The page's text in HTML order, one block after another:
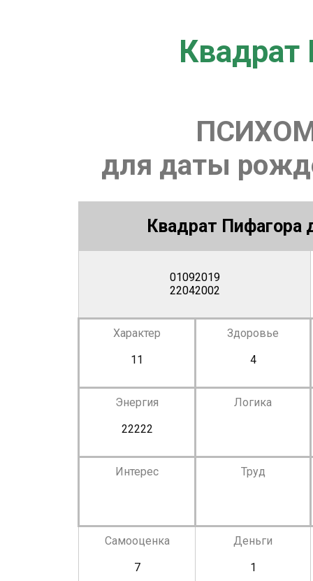
Квадрат
для даты
Квадрат Пифагора
01092019
22042002
Характер
11
Здоровье
4
Энергия
22222
Логика
Интерес Труд
Самооценка
7
Деньги
1